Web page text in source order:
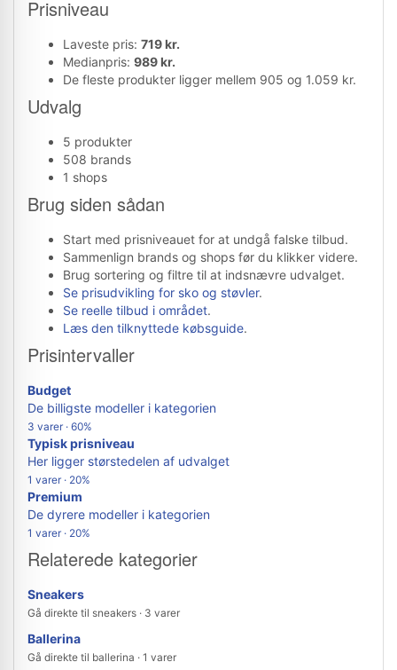
Prisniveau
Laveste pris: 719 kr.
Medianpris: 989 kr.
De fleste produkter ligger mellem 905 og 1.059 kr.
Udvalg
5 produkter
508 brands
1 shops
Brug siden sådan
Start med prisniveauet for at undgå falske tilbud.
Sammenlign brands og shops før du klikker videre.
Brug sortering og filtre til at indsnævre udvalget.
Se prisudvikling for sko og støvler.
Se reelle tilbud i området.
Læs den tilknyttede købsguide.
Prisintervaller
Budget
De billigste modeller i kategorien
3 varer · 60%
Typisk prisniveau
Her ligger størstedelen af udvalget
1 varer · 20%
Premium
De dyrere modeller i kategorien
1 varer · 20%
Relaterede kategorier
Sneakers
Gå direkte til sneakers · 3 varer
Ballerina
Gå direkte til ballerina · 1 varer